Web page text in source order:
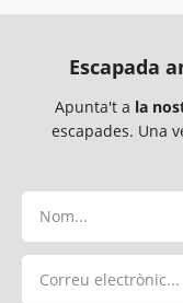
Escapada
Apunta't a la
escapades. Una